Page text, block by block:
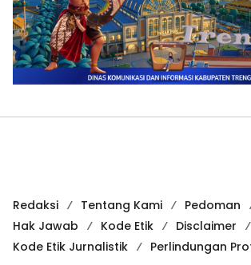
Redaksi Tentang Kami
Pedoman
Hak Jawab
Kode Etik
Disclaimer
Kode Etik Jurnalistik
Perlindungan